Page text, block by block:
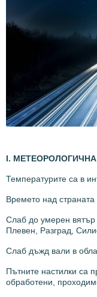
І.
Температурите са в
Времето над
Слаб до умерен вятър
Плевен, Разград,
Слаб дъжд вали в
Пътните настилки са
обработени,